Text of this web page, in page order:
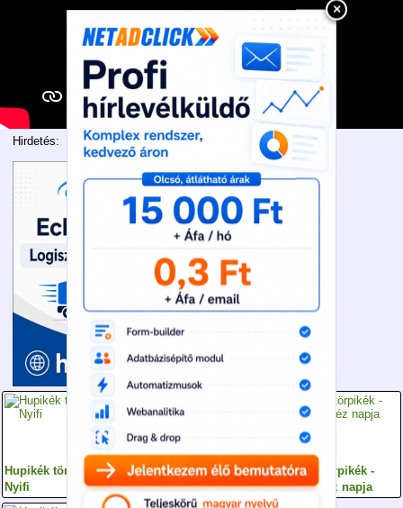
×
Hirdetés:
Hupikék törpikék -
Nyifi
Hupikék törpikék - A
korai tél
Hupikék törpikék -
Lusti nehéz napja